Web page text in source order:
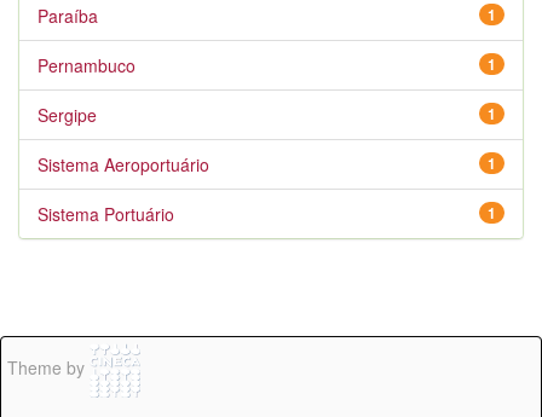
1
Paraíba
1
Pernambuco
1
Sergipe
1
Sistema Aeroportuário
1
Sistema Portuário
Theme by